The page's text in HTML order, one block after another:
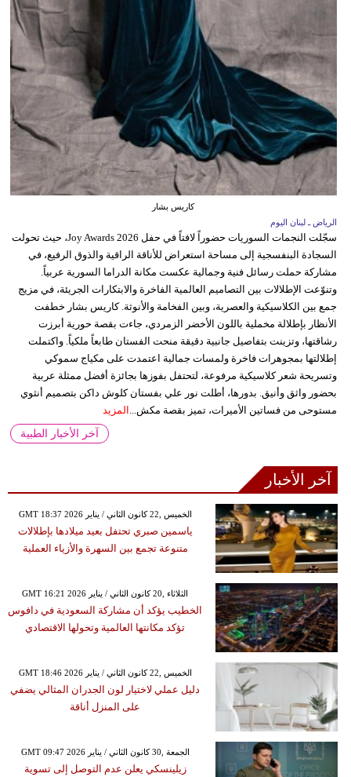
كاريس بشار
الرياض ـ لبنان اليوم
سجّلت النجمات السوريات حضوراً لافتاً في حفل Joy Awards 2026، حيث تحولت
السجادة البنفسجية إلى مساحة استعراض للأناقة الراقية والذوق الرفيع، في
مشاركة حملت رسائل فنية وجمالية عكست مكانة الدراما السورية عربياً.
وتنوّعت الإطلالات بين التصاميم العالمية الفاخرة والابتكارات الجريئة، في مزيج
جمع بين الكلاسيكية والعصرية، وبين الفخامة والأنوثة. كاريس بشار خطفت
الأنظار بإطلالة مخملية باللون الأخضر الزمردي، جاءت بقصة حورية أبرزت
رشاقتها، وتزينت بتفاصيل جانبية دقيقة منحت الفستان طابعاً ملكياً. واكتملت
إطلالتها بمجوهرات فاخرة ولمسات جمالية اعتمدت على مكياج سموكي
وتسريحة شعر كلاسيكية مرفوعة، لتحتفل بفوزها بجائزة أفضل ممثلة عربية
بحضور واثق وأنيق. بدورها، أطلت نور علي بفستان كلوش داكن بتصميم أنثوي
مستوحى من فساتين الأميرات، تميز بقصة مكش... المزيد
آخر الأخبار الطبية
آخر الأخبار
GMT 18:37 2026 الخميس ,22 كانون الثاني / يناير
ياسمين صبري تحتفل بعيد ميلادها بإطلالات
متنوعة تجمع بين السهرة والأزياء العملية
GMT 16:21 2026 الثلاثاء ,20 كانون الثاني / يناير
الخطيب يؤكد أن مشاركة السعودية في دافوس
تؤكد مكانتها العالمية وتحولها الاقتصادي
GMT 18:46 2026 الخميس ,22 كانون الثاني / يناير
دليل عملي لاختيار لون الجدران المثالي يضفي
على المنزل أناقة
GMT 09:47 2026 الجمعة ,30 كانون الثاني / يناير
زيلينسكي يعلن عدم التوصل إلى تسوية